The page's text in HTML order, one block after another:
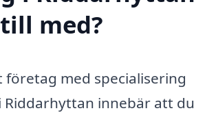
med?
med specialisering
Riddarhyttan innebär att du